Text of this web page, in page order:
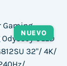
NUEVO